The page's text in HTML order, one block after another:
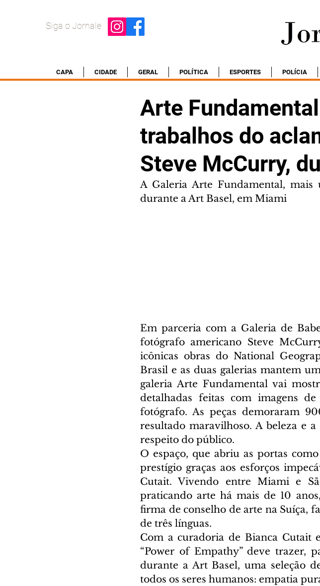
Siga o Jornale
CAPA CIDADE GERAL POLÍTICA ESPORTES POLÍCIA
Arte
trabalhos do
Steve McCurry,
A Galeria Arte Fundamental, mais
durante a Art Basel, em Miami
Em parceria com a Galeria de
fotógrafo americano Steve
icônicas obras do National
Brasil e as duas galerias mantem
galeria Arte Fundamental vai
detalhadas feitas com imagens
fotógrafo. As peças demoraram
resultado maravilhoso. A beleza e
respeito do público.
O espaço, que abriu as portas
prestígio graças aos esforços
Cutait. Vivendo entre Miami e
praticando arte há mais de 10
firma de conselho de arte na Suíça,
de três línguas.
Com a curadoria de Bianca Cutait
“Power of Empathy” deve trazer,
durante a Art Basel, uma seleção
todos os seres humanos: empatia